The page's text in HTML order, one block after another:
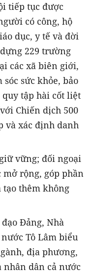
tiếp tục được
có công, hộ
dục, y tế và đời
229 trường
các xã biên giới,
sức khỏe, bảo
tập hài cốt liệt
Chiến dịch 500
và xác định danh
vững; đối ngoại
rộng, góp phần
tạo thêm không
Đảng, Nhà
Tô Lâm biểu
địa phương,
nhân dân cả nước